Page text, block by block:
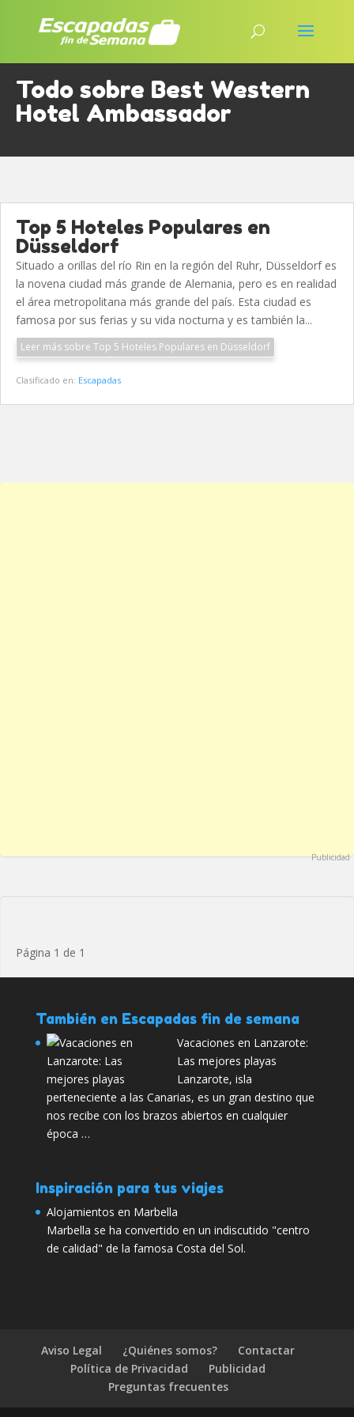
Todo sobre Best Western
Hotel Ambassador
Top 5 Hoteles Populares en
Düsseldorf
Situado a orillas del río Rin en la región del Ruhr, Düsseldorf es
la novena ciudad más grande de Alemania, pero es en realidad
el área metropolitana más grande del país. Esta ciudad es
famosa por sus ferias y su vida nocturna y es también la...
Leer más sobre Top 5 Hoteles Populares en Düsseldorf
Clasificado en: Escapadas
Publicidad
Página 1 de 1
También en Escapadas fin de semana
Vacaciones en Lanzarote:
Las mejores playas
Lanzarote, isla
perteneciente a las Canarias, es un gran destino que
nos recibe con los brazos abiertos en cualquier
época …
Inspiración para tus viajes
Alojamientos en Marbella
Marbella se ha convertido en un indiscutido "centro
de calidad" de la famosa Costa del Sol.
Aviso Legal ¿Quiénes somos?
Contactar
Política de Privacidad
Publicidad
Preguntas frecuentes